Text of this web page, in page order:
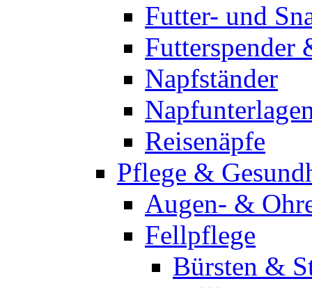
Futter- und
Futterspender
Napfständer
Reisenäpfe
Pflege &
Augen- &
Fellpflege
Bürsten &